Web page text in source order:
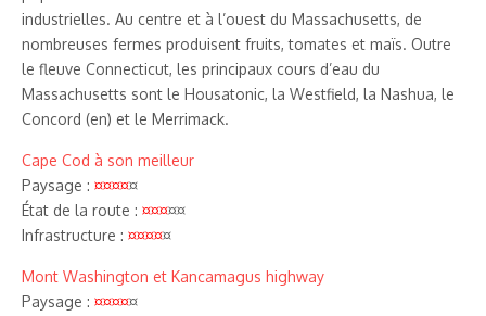
industrielles. Au centre et à l’ouest du Massachusetts, de
nombreuses fermes produisent fruits, tomates et maïs. Outre
le fleuve Connecticut, les principaux cours d’eau du
Massachusetts sont le Housatonic, la Westfield, la Nashua, le
Concord (en) et le Merrimack.
Cape Cod à son meilleur
Paysage : ¤¤¤¤¤
État de la route : ¤¤¤¤¤
Infrastructure : ¤¤¤¤¤
Mont Washington et Kancamagus highway
Paysage : ¤¤¤¤¤